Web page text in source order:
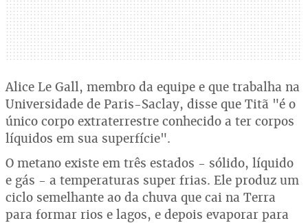
Alice Le Gall, membro da equipe e que trabalha na
Universidade de Paris-Saclay, disse que Titã "é o
único corpo extraterrestre conhecido a ter corpos
líquidos em sua superfície".
O metano existe em três estados - sólido, líquido
e gás - a temperaturas super frias. Ele produz um
ciclo semelhante ao da chuva que cai na Terra
para formar rios e lagos, e depois evaporar para